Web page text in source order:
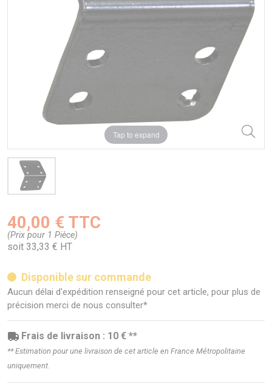
Tap to expand
40,00 € TTC
(Prix pour 1 Pièce)
soit 33,33 € HT
Disponible sur commande
Aucun délai d'expédition renseigné pour cet article, pour plus de
précision merci de nous consulter*
Frais de livraison : 10 € **
** Estimation pour une livraison de cet article en France Métropolitaine
uniquement.